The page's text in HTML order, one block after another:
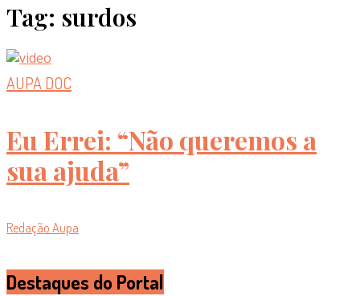
Tag: surdos
AUPA DOC
Eu Errei: “Não queremos a
sua ajuda”
Redação Aupa
Destaques do Portal